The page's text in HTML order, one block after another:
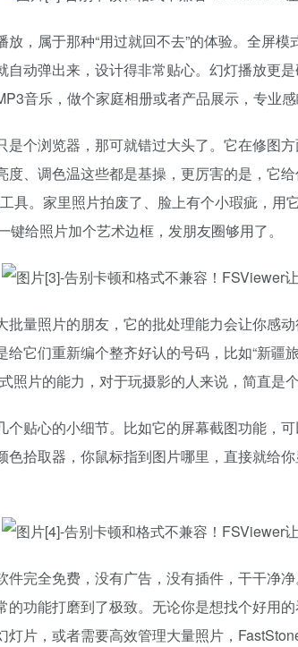
放，属于那种“用过就回不去”的体验。全屏
自动弹出来，设计得非常贴心。幻灯播放更
音乐，做个家庭相册或者产品展示，专业感
是个浏览器，那可就错过大头了。它在修图方
度、调色温这些都是基操，更厉害的是，它
具。家里照片拍废了、脸上有个小瑕疵，用
键给照片加个艺术边框，发朋友圈够用了。
批量照片的朋友，它的批处理能力会让你感
给它们重新编个整齐好认的号码，比如“新疆
照片的能力，对于玩摄影的人来说，简直是
个贴心的小细节。比如它的屏幕截图功能，
色拾取器，你鼠标指到图片哪里，直接就给
件完全免费，没有广告，没有插件，干干净
的功能打磨到了极致。无论你是想找个好用
灯片，或者需要高效管理大量照片，